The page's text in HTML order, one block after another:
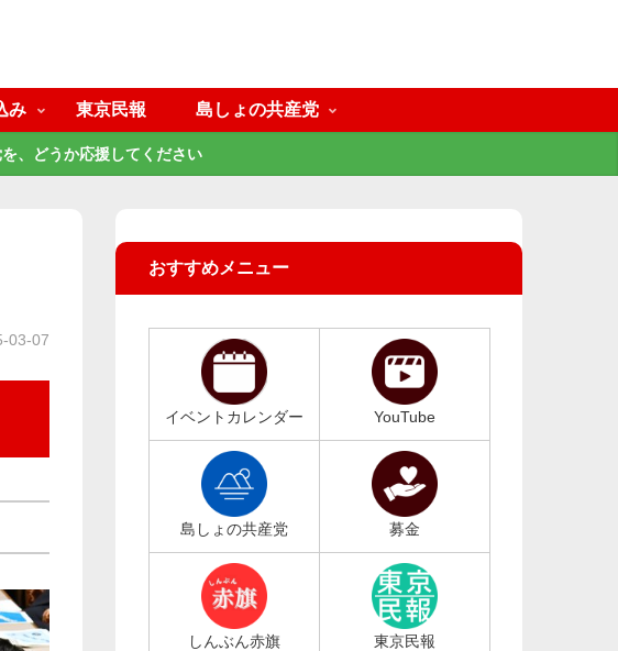
み 東京民報 島しょの共産党
、どうか応援してください
03-07
おすすめメニュー
イベントカレンダー YouTube
島しょの共産党 募金
しんぶん赤旗 東京民報